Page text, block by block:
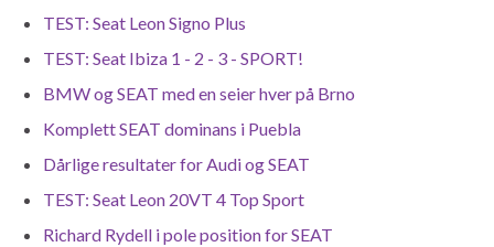
TEST: Seat Leon Signo Plus
TEST: Seat Ibiza 1 - 2 - 3 - SPORT!
BMW og SEAT med en seier hver på Brno
Komplett SEAT dominans i Puebla
Dårlige resultater for Audi og SEAT
TEST: Seat Leon 20VT 4 Top Sport
Richard Rydell i pole position for SEAT